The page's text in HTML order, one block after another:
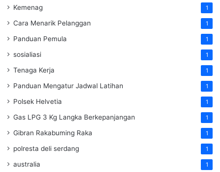
Kemenag 1
Cara Menarik Pelanggan 1
Panduan Pemula 1
sosialiasi 1
Tenaga Kerja 1
Panduan Mengatur Jadwal Latihan 1
Polsek Helvetia 1
Gas LPG 3 Kg Langka Berkepanjangan 1
Gibran Rakabuming Raka 1
polresta deli serdang 1
australia 1